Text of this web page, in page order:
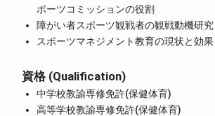
ポーツコミッションの役割
障がい者スポーツ観戦者の観戦動機研究
スポーツマネジメント教育の現状と効
資格 (Qualification)
中学校教諭専修免許(保健体育)
高等学校教諭専修免許(保健体育)